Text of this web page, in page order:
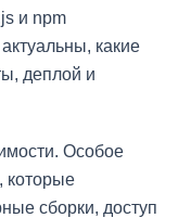
и npm
какие
деплой и
Особое
которые
сборки, доступ